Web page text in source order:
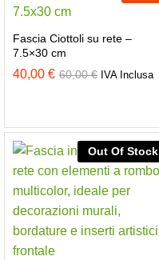
Fascia Ciottoli su rete –
7.5×30 cm
40,00 € 60,00€ IVA Inclusa
Out Of Stock